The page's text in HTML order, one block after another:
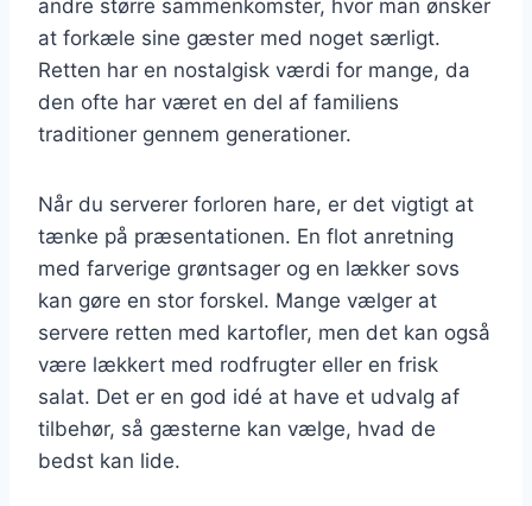
andre større sammenkomster, hvor man ønsker
at forkæle sine gæster med noget særligt.
Retten har en nostalgisk værdi for mange, da
den ofte har været en del af familiens
traditioner gennem generationer.
Når du serverer forloren hare, er det vigtigt at
tænke på præsentationen. En flot anretning
med farverige grøntsager og en lækker sovs
kan gøre en stor forskel. Mange vælger at
servere retten med kartofler, men det kan også
være lækkert med rodfrugter eller en frisk
salat. Det er en god idé at have et udvalg af
tilbehør, så gæsterne kan vælge, hvad de
bedst kan lide.